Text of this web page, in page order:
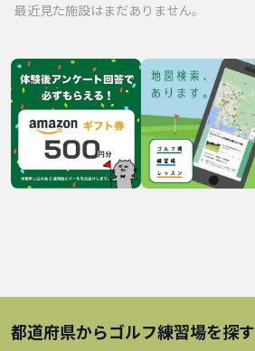
最近見た施設はまだありません。
都道府県からゴルフ練習場を探す